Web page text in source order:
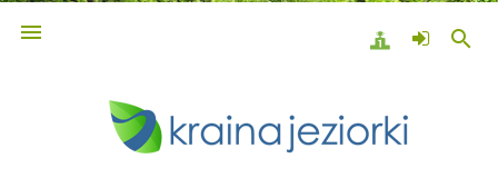
 search